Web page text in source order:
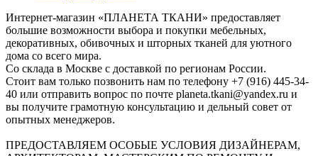
Интернет-магазин «ПЛАНЕТА ТКАНИ» предоставляет
большие возможности выбора и покупки мебельных,
декоративных, обивочных и шторных тканей для уютного
дома со всего мира.
Со склада в Москве с доставкой по регионам России.
Стоит вам только позвонить нам по телефону +7 (916) 445-34-
40 или отправить вопрос по почте planeta.tkani@yandex.ru и
вы получите грамотную консультацию и дельный совет от
опытных менеджеров.
ПРЕДОСТАВЛЯЕМ ОСОБЫЕ УСЛОВИЯ ДИЗАЙНЕРАМ,